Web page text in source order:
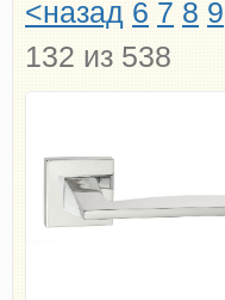
<назад 6 7 8 9
132 из 538